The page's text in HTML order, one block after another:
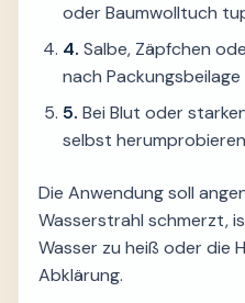
oder Baumwolltuch
4. Salbe, Zäpfchen
nach
5. Bei Blut oder
selbst
Die Anwendung soll
Wasserstrahl schmerzt,
Wasser zu heiß oder die
Abklärung.